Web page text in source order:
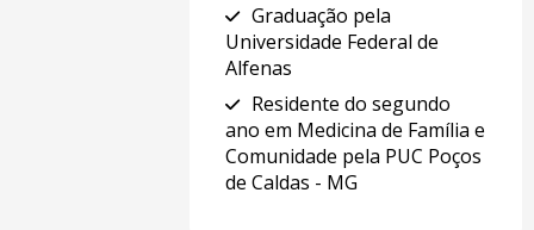
Graduação pela
Universidade Federal de
Alfenas
Residente do segundo
ano em Medicina de Família e
Comunidade pela PUC Poços
de Caldas - MG